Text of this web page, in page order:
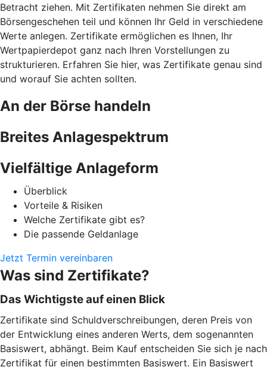
Betracht ziehen. Mit Zertifikaten nehmen Sie direkt am
Börsengeschehen teil und können Ihr Geld in verschiedene
Werte anlegen. Zertifikate ermöglichen es Ihnen, Ihr
Wertpapierdepot ganz nach Ihren Vorstellungen zu
strukturieren. Erfahren Sie hier, was Zertifikate genau sind
und worauf Sie achten sollten.
An der Börse handeln
Breites Anlagespektrum
Vielfältige Anlageform
Überblick
Vorteile & Risiken
Welche Zertifikate gibt es?
Die passende Geldanlage
Jetzt Termin vereinbaren
Was sind Zertifikate?
Das Wichtigste auf einen Blick
Zertifikate sind Schuldverschreibungen, deren Preis von
der Entwicklung eines anderen Werts, dem sogenannten
Basiswert, abhängt. Beim Kauf entscheiden Sie sich je nach
Zertifikat für einen bestimmten Basiswert. Ein Basiswert